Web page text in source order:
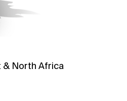
& North Africa